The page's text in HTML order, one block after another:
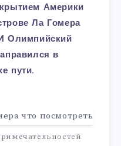
Америки
Ла Гомера
Олимпийский
в
пути.